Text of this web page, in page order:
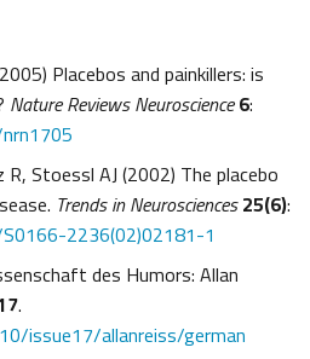
Placebos and painkillers: is
Nature Reviews Neuroscience 6:
Stoessl AJ (2002) The placebo
Trends in Neurosciences 25(6):
2236(02)02181-1
des Humors: Allan
.
issue17/allanreiss/german